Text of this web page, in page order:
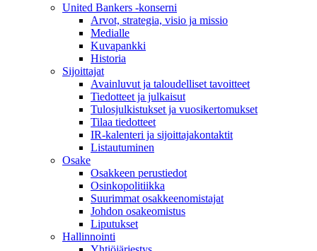
United Bankers -konserni
Arvot, strategia, visio ja missio
Medialle
Kuvapankki
Historia
Sijoittajat
Avainluvut ja taloudelliset tavoitteet
Tiedotteet ja julkaisut
Tulosjulkistukset ja vuosikertomukset
Tilaa tiedotteet
IR-kalenteri ja sijoittajakontaktit
Listautuminen
Osake
Osakkeen perustiedot
Osinkopolitiikka
Suurimmat osakkeenomistajat
Johdon osakeomistus
Liputukset
Hallinnointi